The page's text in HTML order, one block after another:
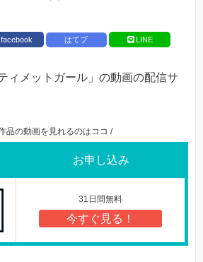
facebook はてブ LINE
ィメットガール」の動画の配信サ
品の動画を見れるのはココ /
お申し込み
31日間無料
今すぐ見る！